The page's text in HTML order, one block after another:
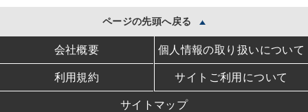
ページの先頭へ戻る
会社概要 個人情報の取り扱いについて
利用規約 サイトご利用について
サイトマップ